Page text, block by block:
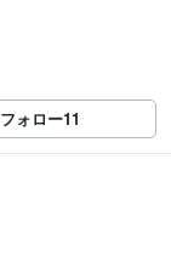
フォロー11